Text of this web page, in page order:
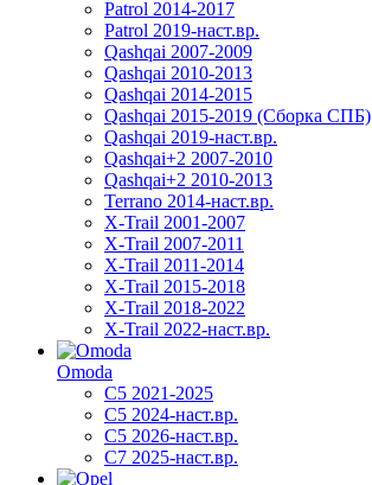
Patrol 2014-2017
Patrol 2019-наст.вр.
Qashqai 2007-2009
Qashqai 2010-2013
Qashqai 2014-2015
Qashqai 2015-2019 (Сборка СПБ)
Qashqai 2019-наст.вр.
Qashqai+2 2007-2010
Qashqai+2 2010-2013
Terrano 2014-наст.вр.
X-Trail 2001-2007
X-Trail 2007-2011
X-Trail 2011-2014
X-Trail 2015-2018
X-Trail 2018-2022
X-Trail 2022-наст.вр.
Omoda
C5 2021-2025
C5 2024-наст.вр.
C5 2026-наст.вр.
C7 2025-наст.вр.